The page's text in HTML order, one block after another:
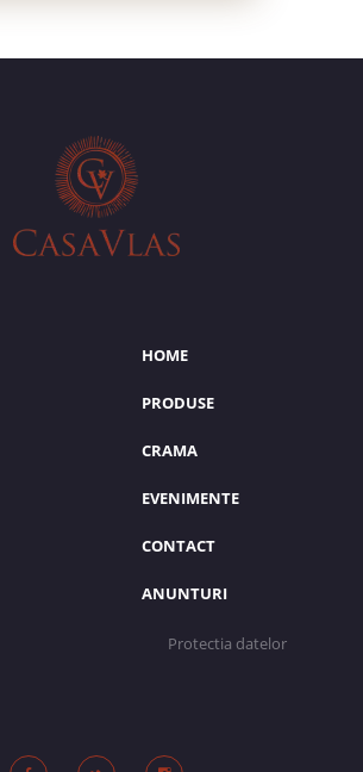
HOME
PRODUSE
CRAMA
EVENIMENTE
CONTACT
ANUNTURI
Protectia datelor